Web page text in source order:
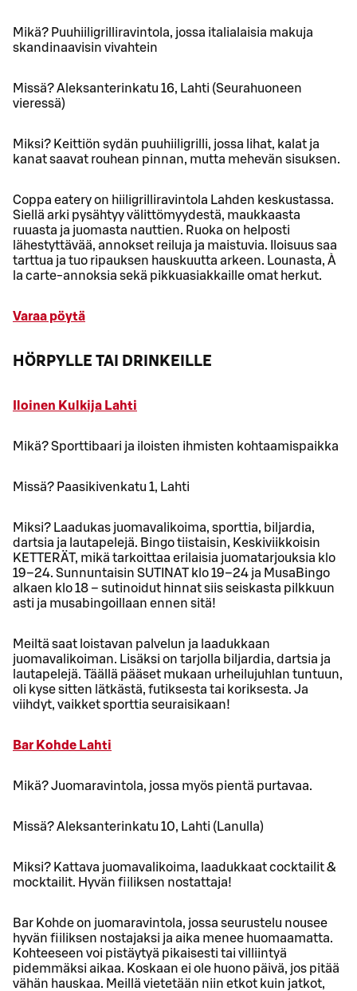
Mikä? Puuhiiligrilliravintola, jossa italialaisia makuja
skandinaavisin vivahtein
Missä? Aleksanterinkatu 16, Lahti (Seurahuoneen
vieressä)
Miksi? Keittiön sydän puuhiiligrilli, jossa lihat, kalat ja
kanat saavat rouhean pinnan, mutta mehevän sisuksen.
Coppa eatery on hiiligrilliravintola Lahden keskustassa.
Siellä arki pysähtyy välittömyydestä, maukkaasta
ruuasta ja juomasta nauttien. Ruoka on helposti
lähestyttävää, annokset reiluja ja maistuvia. Iloisuus saa
tarttua ja tuo ripauksen hauskuutta arkeen. Lounasta, À
la carte-annoksia sekä pikkuasiakkaille omat herkut.
Varaa pöytä
HÖRPYLLE TAI DRINKEILLE
Iloinen Kulkija Lahti
Mikä? Sporttibaari ja iloisten ihmisten kohtaamispaikka
Missä? Paasikivenkatu 1, Lahti
Miksi? Laadukas juomavalikoima, sporttia, biljardia,
dartsia ja lautapelejä. Bingo tiistaisin, Keskiviikkoisin
KETTERÄT, mikä tarkoittaa erilaisia juomatarjouksia klo
19–24. Sunnuntaisin SUTINAT klo 19–24 ja MusaBingo
alkaen klo 18 – sutinoidut hinnat siis seiskasta pilkkuun
asti ja musabingoillaan ennen sitä!
Meiltä saat loistavan palvelun ja laadukkaan
juomavalikoiman. Lisäksi on tarjolla biljardia, dartsia ja
lautapelejä. Täällä pääset mukaan urheilujuhlan tuntuun,
oli kyse sitten lätkästä, futiksesta tai koriksesta. Ja
viihdyt, vaikket sporttia seuraisikaan!
Bar Kohde Lahti
Mikä? Juomaravintola, jossa myös pientä purtavaa.
Missä? Aleksanterinkatu 10, Lahti (Lanulla)
Miksi? Kattava juomavalikoima, laadukkaat cocktailit &
mocktailit. Hyvän fiiliksen nostattaja!
Bar Kohde on juomaravintola, jossa seurustelu nousee
hyvän fiiliksen nostajaksi ja aika menee huomaamatta.
Kohteeseen voi pistäytyä pikaisesti tai villiintyä
pidemmäksi aikaa. Koskaan ei ole huono päivä, jos pitää
vähän hauskaa. Meillä vietetään niin etkot kuin jatkot,